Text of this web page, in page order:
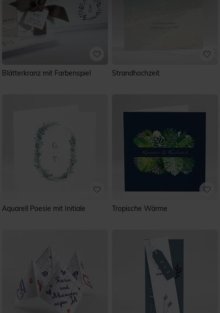
Blätterkranz mit Farbenspiel Strandhochzeit
Aquarell Poesie mit Initiale Tropische Wärme